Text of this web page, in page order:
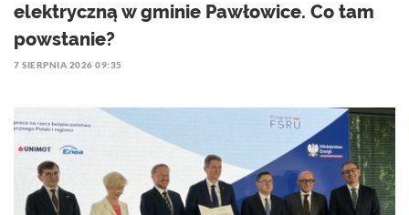
elektryczną w gminie Pawłowice. Co tam
powstanie?
7 SIERPNIA 2026 09:35